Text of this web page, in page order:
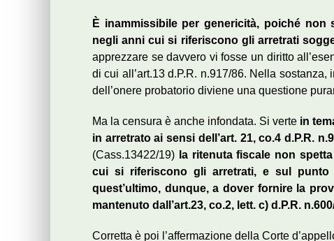
È inammissibile per genericità, poiché
negli anni cui si riferiscono gli arretrati
apprezzare se davvero vi fosse un diritto
di cui all’art.13 d.P.R. n.917/86. Nella
dell’onere probatorio diviene una questione
Ma la censura è anche infondata. Si verte in
in arretrato ai sensi dell’art. 21, co.4 d.P.R.
(Cass.13422/19) la ritenuta fiscale non
cui si riferiscono gli arretrati, e sul punto
quest’ultimo, dunque, a dover fornire la
mantenuto dall’art.23, co.2, lett. c) d.P.R.
Corretta è poi l’affermazione della Corte